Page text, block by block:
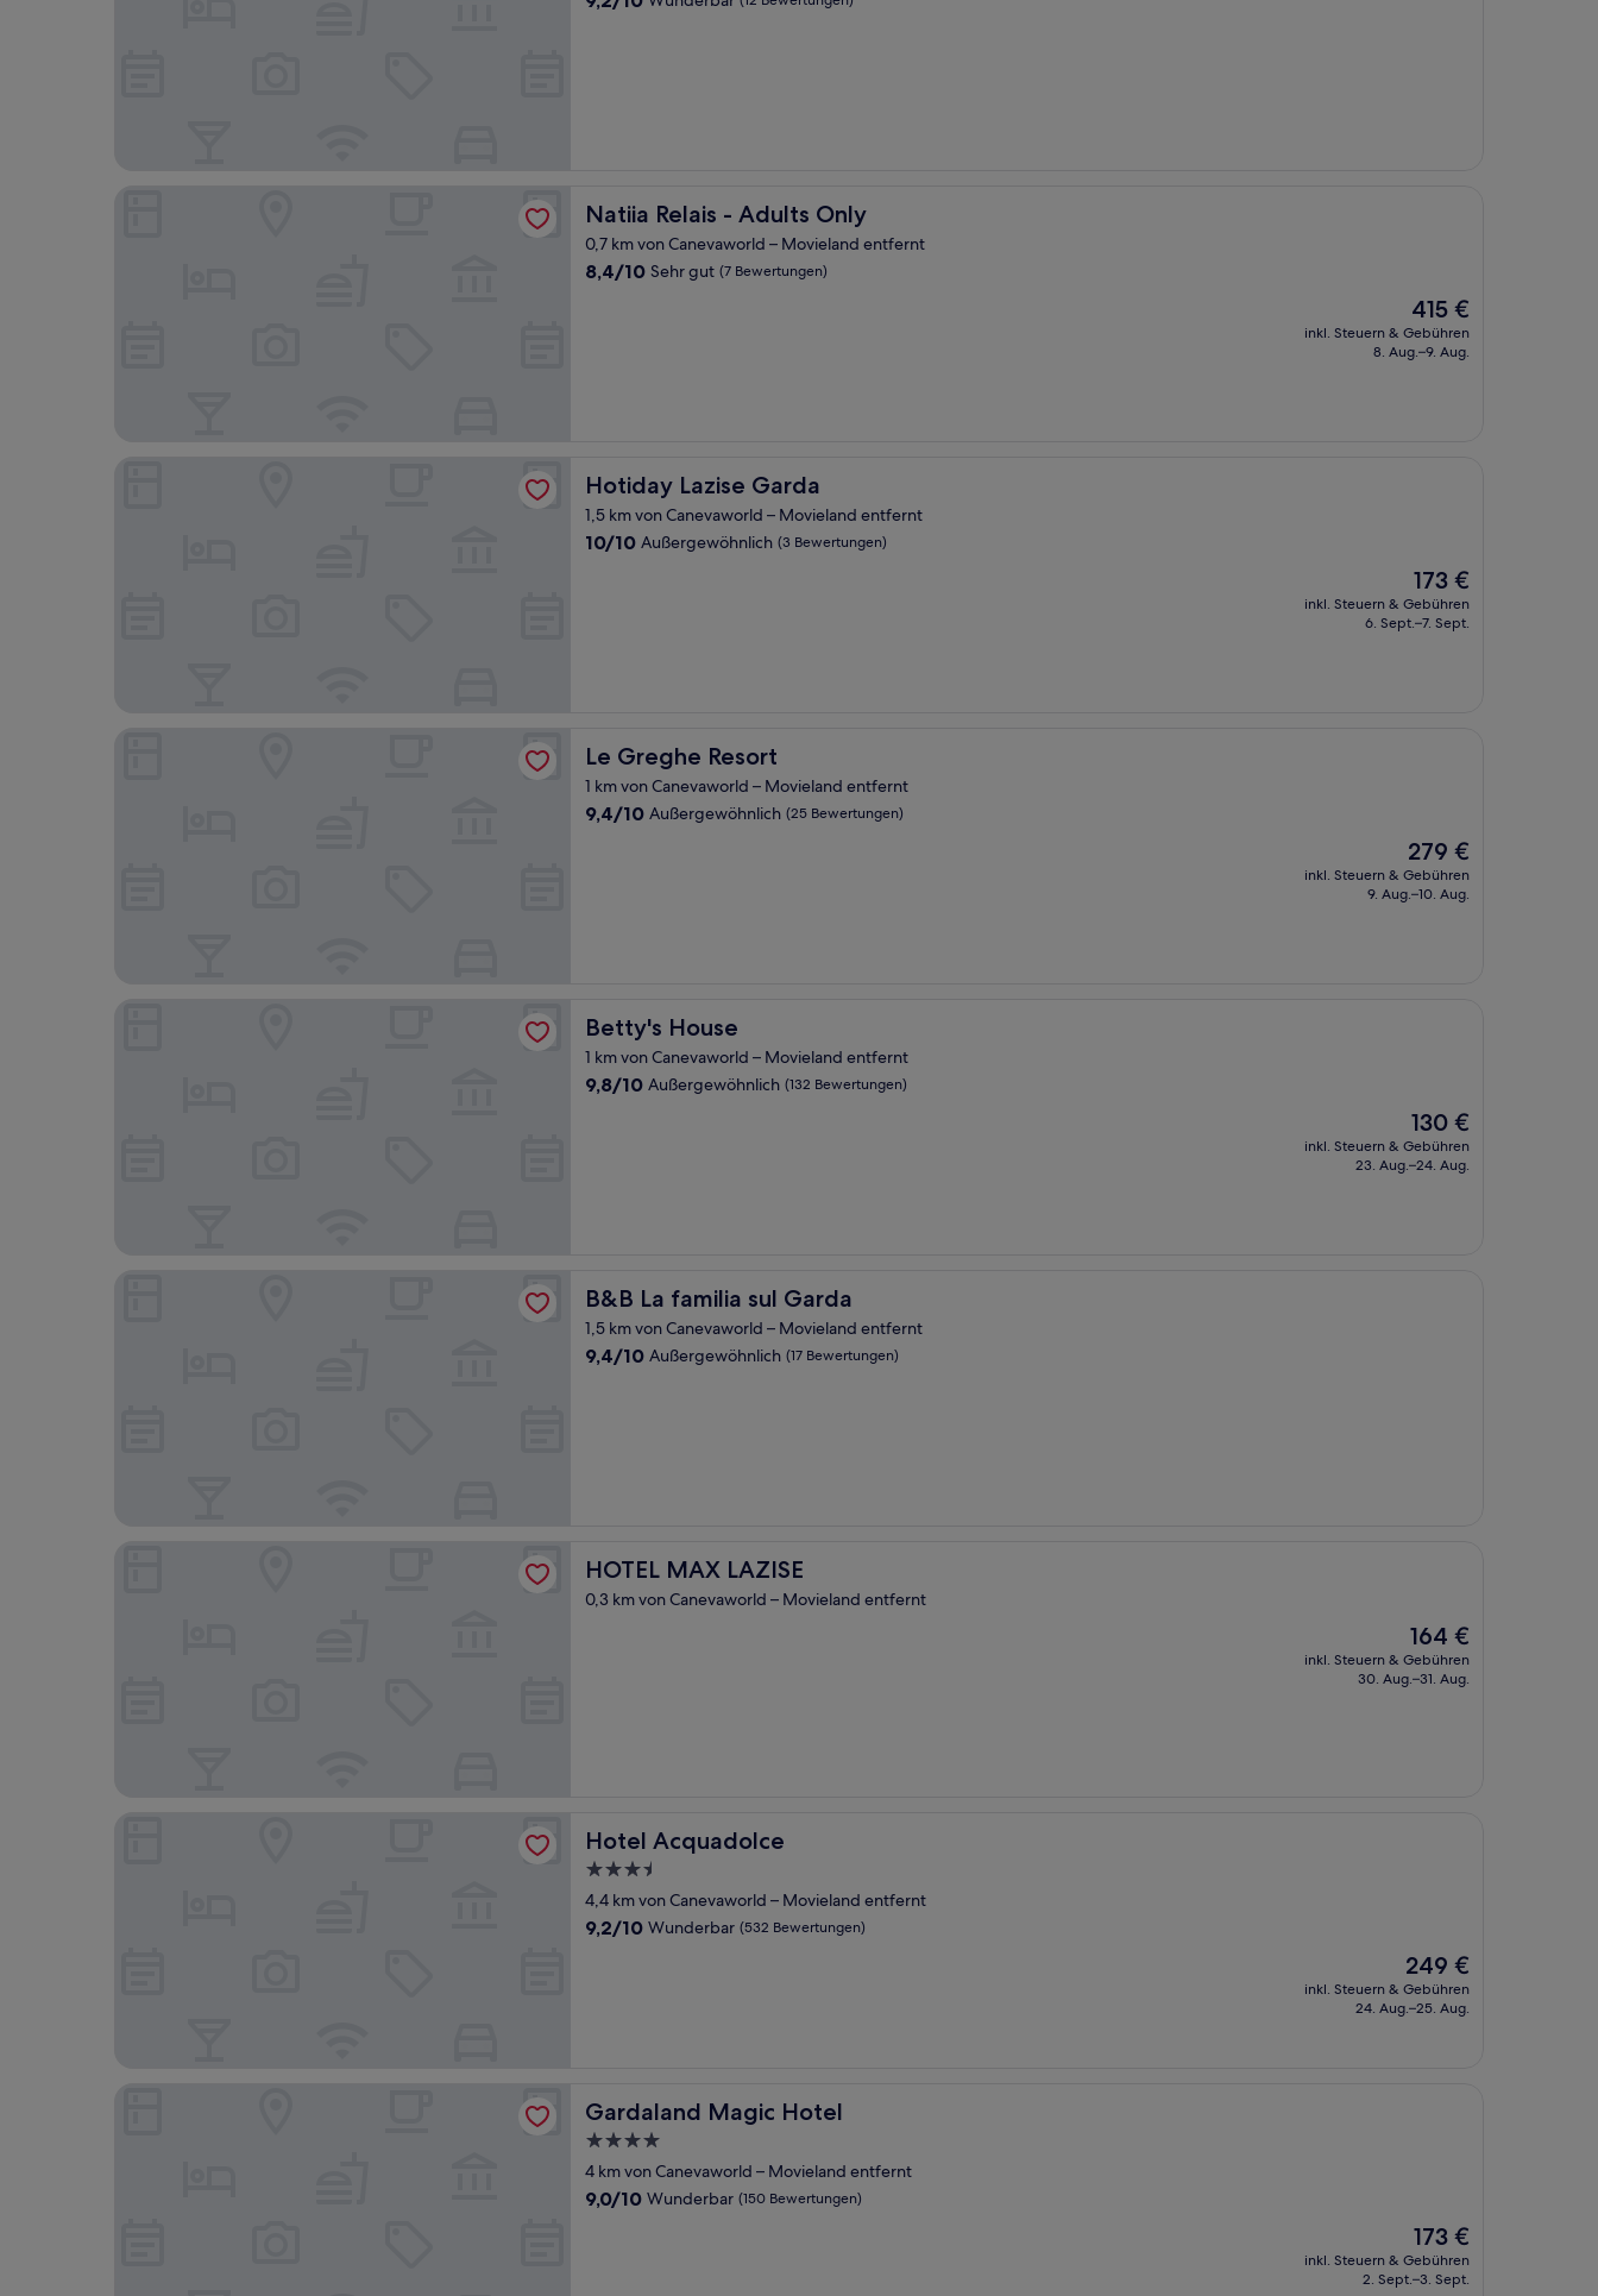
Natiia Relais - Adults Only
Natiia Relais - Adults Only
0,7 km von Canevaworld – Movieland entfernt
8.4
8,4/10 Sehr gut (7 Bewertungen)
Der
Preis
beträgt
415 €
inkl. Steuern & Gebühren
8. Aug.–9. Aug.
Hotiday Lazise Garda
Hotiday Lazise Garda
1,5 km von Canevaworld – Movieland entfernt
10.0
10/10 Außergewöhnlich (3 Bewertungen)
Der
Preis
beträgt
173 €
inkl. Steuern & Gebühren
6. Sept.–7. Sept.
Le Greghe Resort
Le Greghe Resort
1 km von Canevaworld – Movieland entfernt
9.4
9,4/10 Außergewöhnlich (25 Bewertungen)
Der
Preis
beträgt
279 €
inkl. Steuern & Gebühren
9. Aug.–10. Aug.
Betty's House
Betty's House
1 km von Canevaworld – Movieland entfernt
9.8
9,8/10 Außergewöhnlich (132 Bewertungen)
Der
Preis
beträgt
130 €
inkl. Steuern & Gebühren
23. Aug.–24. Aug.
B&B La familia sul Garda
B&B La familia sul Garda
1,5 km von Canevaworld – Movieland entfernt
9.4
9,4/10 Außergewöhnlich (17 Bewertungen)
HOTEL MAX LAZISE
HOTEL MAX LAZISE
0,3 km von Canevaworld – Movieland entfernt
Der
Preis
beträgt
164 €
inkl. Steuern & Gebühren
30. Aug.–31. Aug.
Hotel Acquadolce
Hotel Acquadolce
3.5-
Sterne-
Unterkunft
4,4 km von Canevaworld – Movieland entfernt
9.2
9,2/10 Wunderbar (532 Bewertungen)
Der
Preis
beträgt
249 €
inkl. Steuern & Gebühren
24. Aug.–25. Aug.
Gardaland Magic Hotel
Gardaland Magic Hotel
4.0-
Sterne-
Unterkunft
4 km von Canevaworld – Movieland entfernt
9.0
9,0/10 Wunderbar (150 Bewertungen)
Der
Preis
beträgt
173 €
inkl. Steuern & Gebühren
2. Sept.–3. Sept.